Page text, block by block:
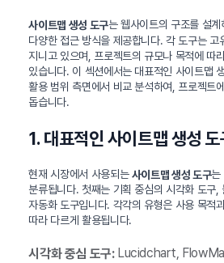
사이트맵 생성 도구는 웹사이트의 구조를 설
다양한 접근 방식을 제공합니다. 각 도구는 고
지니고 있으며, 프로젝트의 규모나 목적에 따
있습니다. 이 섹션에서는 대표적인 사이트맵
활용 범위 측면에서 비교 분석하여, 프로젝트
돕습니다.
1. 대표적인 사이트맵 생성
현재 시장에서 사용되는사이트맵 생성 도구는
분류됩니다. 첫째는 기획 중심의 시각화 도구,
자동화 도구입니다. 각각의 유형은 사용 목적
따라 다르게 활용됩니다.
시각화 중심 도구:Lucidchart,